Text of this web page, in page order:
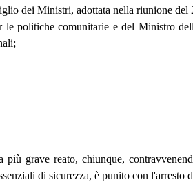
dei Ministri, adottata nella riunione del
le politiche comunitarie e del Ministro
più grave reato, chiunque,
di sicurezza, è punito con l'arresto